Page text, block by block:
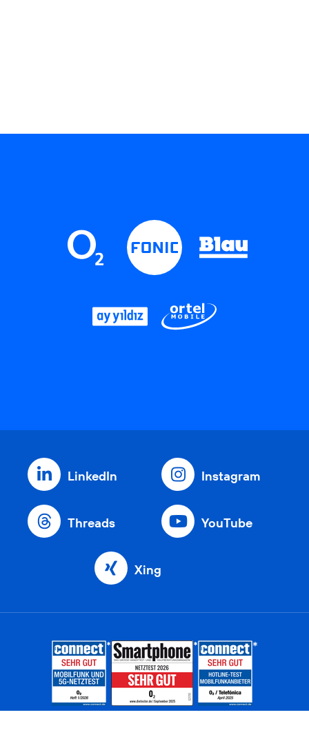
LinkedIn Instagram
Threads YouTube
Xing